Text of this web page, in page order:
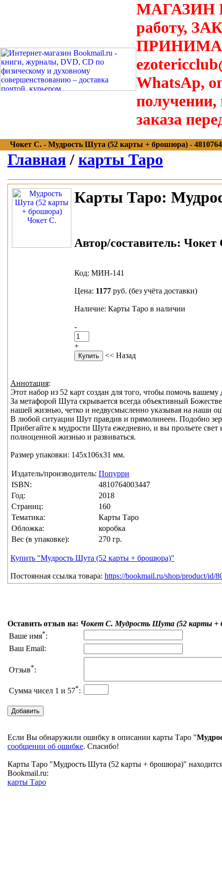
МАГАЗИН
работу,
WhatsAp,
получении,
заказа
Чокет С. - Мудрость Шута (52 карты + брошюра) -
Главная / карты Таро
Карты Таро:
Автор/составитель: Чокет
Код: МИН-141
Цена: 1177 руб. (без учёта доставки)
Наличие: Карты Таро в наличии
-
+
<< Назад
Аннотация:
Этот набор из 52 карт создан для того, чтобы помочь
За метафорой Шута скрывается всегда объективный
нашей жизнью, четко и недвусмысленно указывая на наши
В любой ситуации Шут правдив и прямолинеен. Подобно
Прибегайте к мудрости Шута ежедневно, и вы прольете
полноценной жизнью и развиваться.
Размер упаковки: 145x106x31 мм.
Издатель/производитель: Попурри
ISBN:
4810764003447
Год:
2018
Страниц:
160
Тематика:
Карты Таро
Обложка:
коробка
Вес (в упаковке):
270 гр.
Купить "Мудрость Шута (52 карты + брошюра)"
Постоянная ссылка товара: https://bookmail.ru/shop/product/id/
Оставить отзыв на: Чокет С. Мудрость Шута (52 карты +
Ваше имя*:
Ваш Email:
Отзыв*:
Сумма чисел 1 и 57*:
Если Вы обнаружили ошибку в описании карты Таро "
сообщении об ошибке. Спасибо!
Карты Таро "Мудрость Шута (52 карты + брошюра)" находится
Bookmail.ru:
карты Таро